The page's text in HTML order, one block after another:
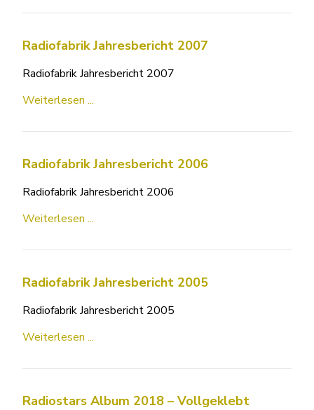
Radiofabrik Jahresbericht 2007
Radiofabrik Jahresbericht 2007
Weiterlesen ...
Radiofabrik Jahresbericht 2006
Radiofabrik Jahresbericht 2006
Weiterlesen ...
Radiofabrik Jahresbericht 2005
Radiofabrik Jahresbericht 2005
Weiterlesen ...
Radiostars Album 2018 – Vollgeklebt